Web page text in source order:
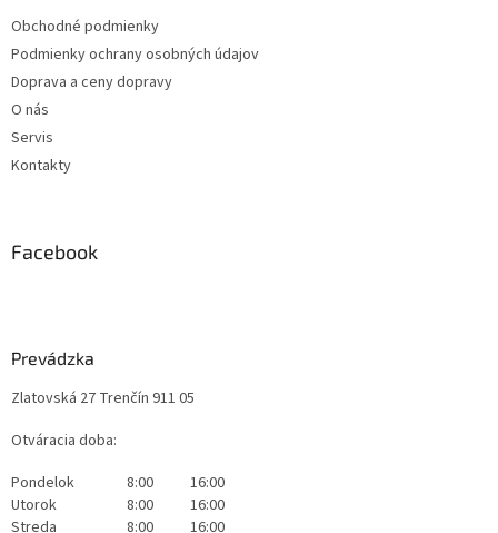
Obchodné podmienky
Podmienky ochrany osobných údajov
Doprava a ceny dopravy
O nás
Servis
Kontakty
Facebook
Prevádzka
Zlatovská 27 Trenčín 911 05
Otváracia doba:
Pondelok
8:00
16:00
Utorok
8:00
16:00
Streda
8:00 16:00